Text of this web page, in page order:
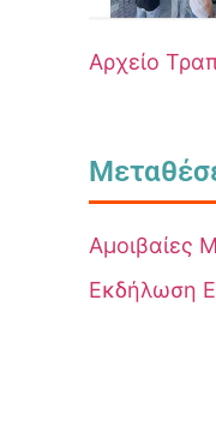
Αρχείο
Αμοιβαίες
Εκδήλωση